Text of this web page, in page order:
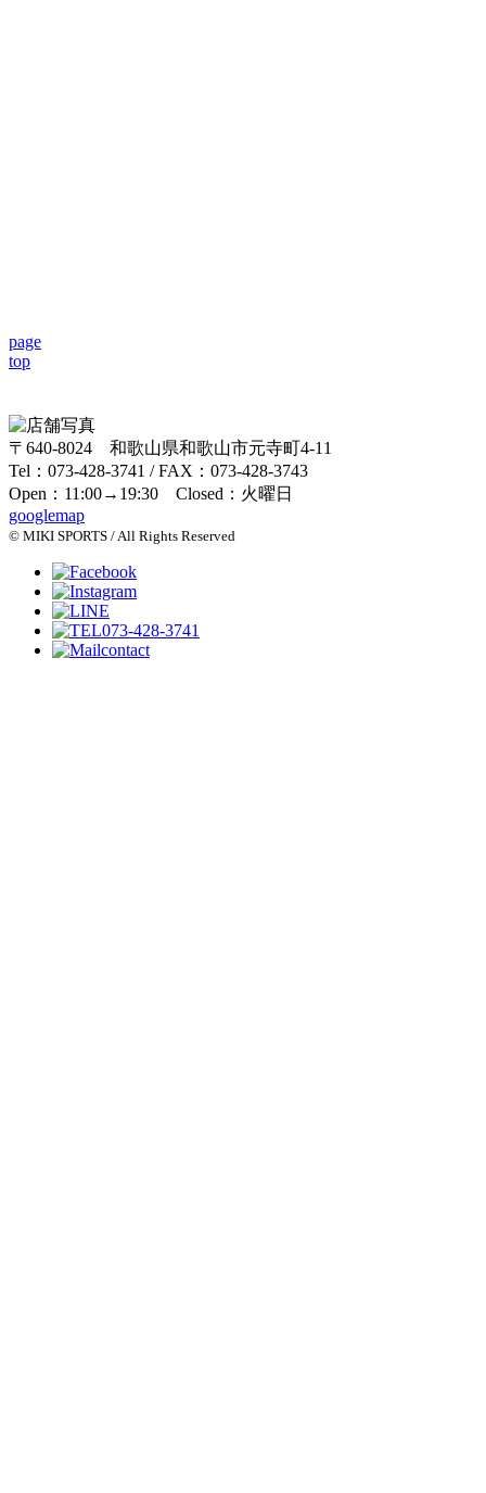
page
top
〒640-8024 和歌山県和歌山市元寺町4-11
Tel：073-428-3741 / FAX：073-428-3743
Open：11:00→19:30 Closed：火曜日
googlemap
© MIKI SPORTS / All Rights Reserved
073-428-3741
contact